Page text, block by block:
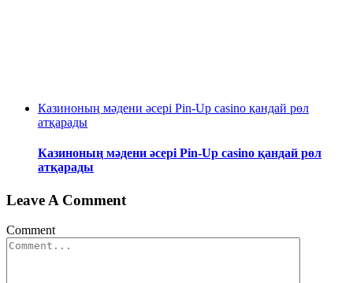
Казиноның мәдени әсері Pin-Up casino қандай рөл
атқарады
Казиноның мәдени әсері Pin-Up casino қандай рөл
атқарады
Leave A Comment
Comment